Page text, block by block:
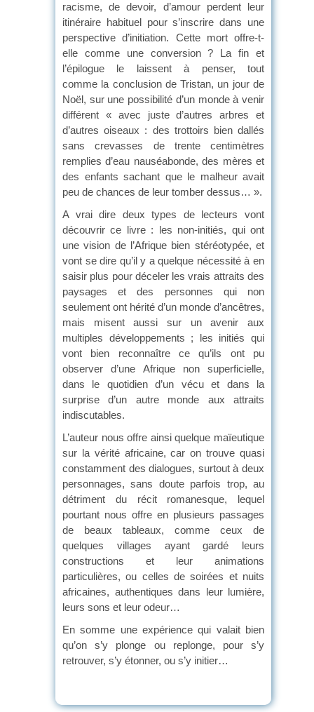
racisme, de devoir, d’amour perdent leur
itinéraire habituel pour s’inscrire dans une
perspective d’initiation. Cette mort offre-t-
elle comme une conversion ? La fin et
l’épilogue le laissent à penser, tout
comme la conclusion de Tristan, un jour de
Noël, sur une possibilité d’un monde à venir
différent « avec juste d’autres arbres et
d’autres oiseaux : des trottoirs bien dallés
sans crevasses de trente centimètres
remplies d’eau nauséabonde, des mères et
des enfants sachant que le malheur avait
peu de chances de leur tomber dessus… ».
A vrai dire deux types de lecteurs vont
découvrir ce livre : les non-initiés, qui ont
une vision de l’Afrique bien stéréotypée, et
vont se dire qu’il y a quelque nécessité à en
saisir plus pour déceler les vrais attraits des
paysages et des personnes qui non
seulement ont hérité d’un monde d’ancêtres,
mais misent aussi sur un avenir aux
multiples développements ; les initiés qui
vont bien reconnaître ce qu’ils ont pu
observer d’une Afrique non superficielle,
dans le quotidien d’un vécu et dans la
surprise d’un autre monde aux attraits
indiscutables.
L’auteur nous offre ainsi quelque maïeutique
sur la vérité africaine, car on trouve quasi
constamment des dialogues, surtout à deux
personnages, sans doute parfois trop, au
détriment du récit romanesque, lequel
pourtant nous offre en plusieurs passages
de beaux tableaux, comme ceux de
quelques villages ayant gardé leurs
constructions et leur animations
particulières, ou celles de soirées et nuits
africaines, authentiques dans leur lumière,
leurs sons et leur odeur…
En somme une expérience qui valait bien
qu’on s’y plonge ou replonge, pour s’y
retrouver, s’y étonner, ou s’y initier…